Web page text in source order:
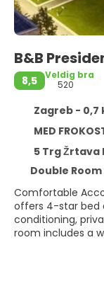
B&B
8,5
Veldig bra
520
Zagreb -
MED
5 Trg Žrtava
Double
Comfortable Accommodations
offers 4-star bed
conditioning,
room includes a
hairdryers, and